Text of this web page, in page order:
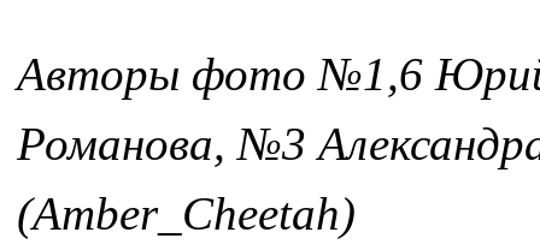
Авторы фото №1,6 Юрий
Романова, №3
(Amber_Cheetah)